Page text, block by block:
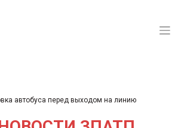
автобуса перед выходом на линию